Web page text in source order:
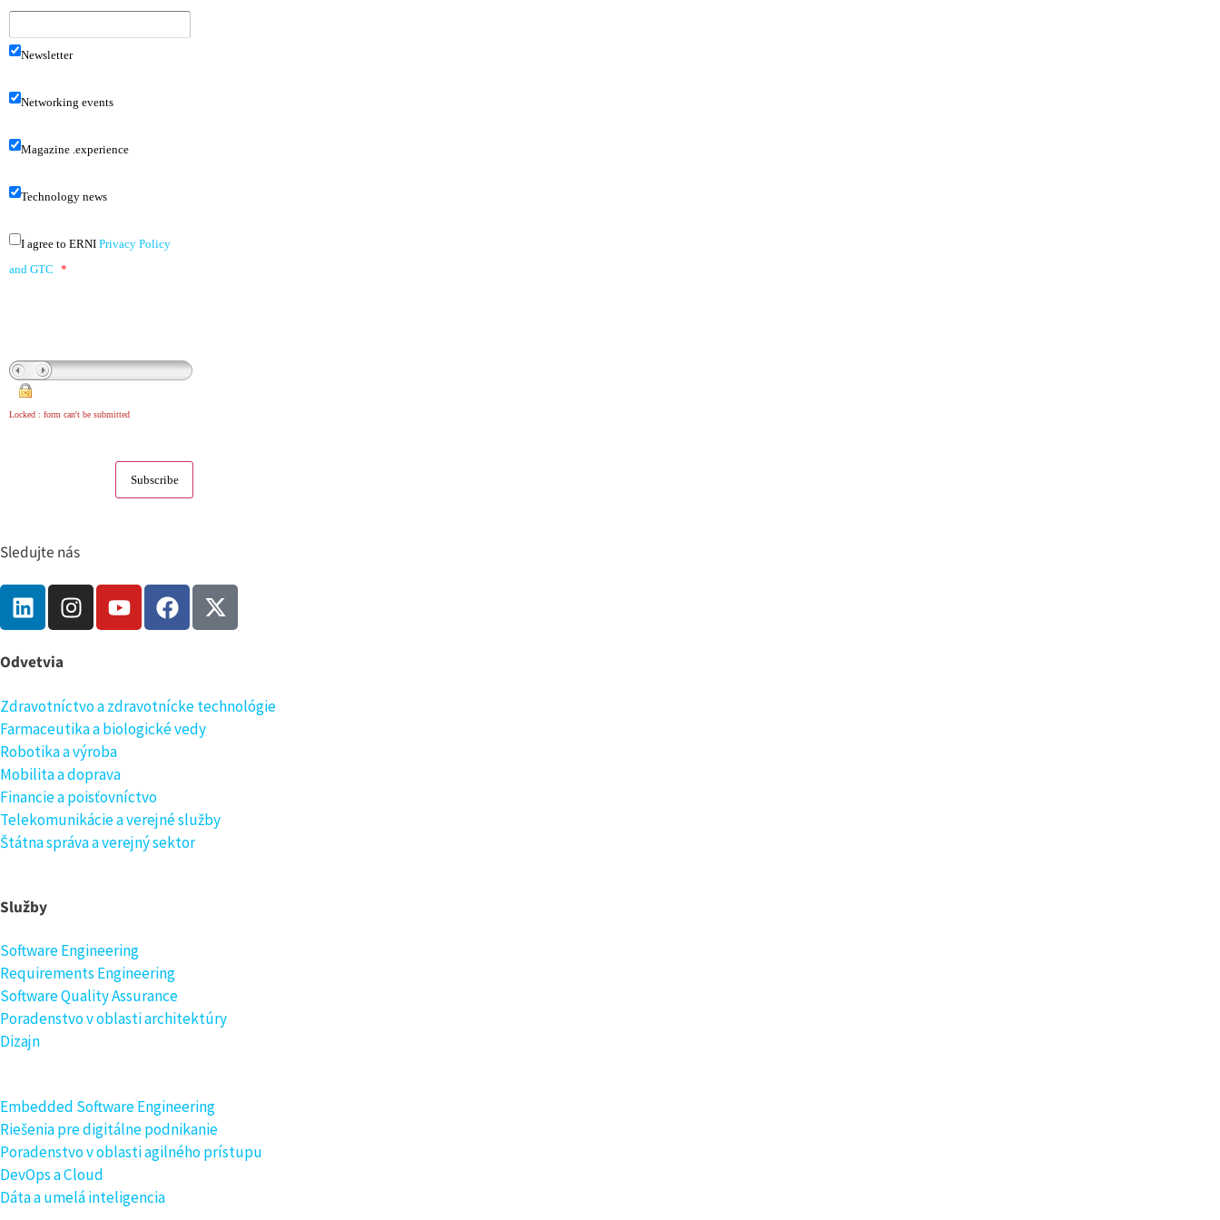
Newsletter
Networking events
Magazine .experience
Technology news
I agree to ERNI Privacy Policy
and GTC *
Locked : form can't be submitted
Sledujte nás
Odvetvia
Zdravotníctvo a zdravotnícke technológie
Farmaceutika a biologické vedy
Robotika a výroba
Mobilita a doprava
Financie a poisťovníctvo
Telekomunikácie a verejné služby
Štátna správa a verejný sektor
Služby
Software Engineering
Requirements Engineering
Software Quality Assurance
Poradenstvo v oblasti architektúry
Dizajn
Embedded Software Engineering
Riešenia pre digitálne podnikanie
Poradenstvo v oblasti agilného prístupu
DevOps a Cloud
Dáta a umelá inteligencia